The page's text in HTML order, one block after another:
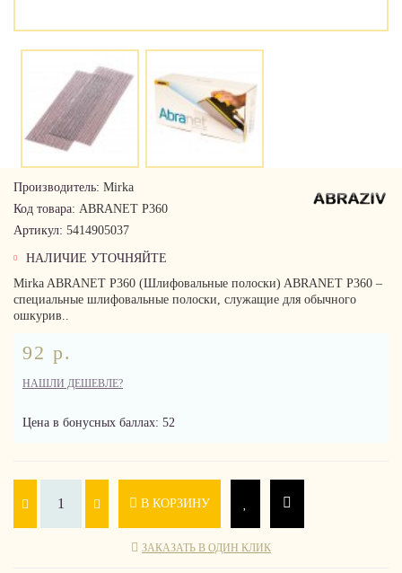
Производитель: Mirka
Код товара: ABRANET P360
Артикул: 5414905037
НАЛИЧИЕ УТОЧНЯЙТЕ
Mirka ABRANET P360 (Шлифовальные полоски) ABRANET P360 –
специальные шлифовальные полоски, служащие для обычного
ошкурив..
92 р.
НАШЛИ ДЕШЕВЛЕ?
Цена в бонусных баллах: 52
В КОРЗИНУ
ЗАКАЗАТЬ В ОДИН КЛИК